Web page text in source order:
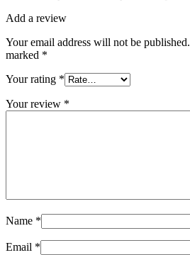
Add a review
Your email address will not be published.
marked *
Your rating *
Your review *
Name *
Email *